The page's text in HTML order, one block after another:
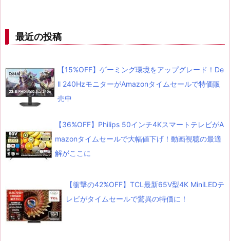
最近の投稿
【15%OFF】ゲーミング環境をアップグレード！De
ll 240HzモニターがAmazonタイムセールで特価販
売中
【36%OFF】Philips 50インチ4KスマートテレビがA
mazonタイムセールで大幅値下げ！動画視聴の最適
解がここに
【衝撃の42%OFF】TCL最新65V型4K MiniLEDテ
レビがタイムセールで驚異の特価に！